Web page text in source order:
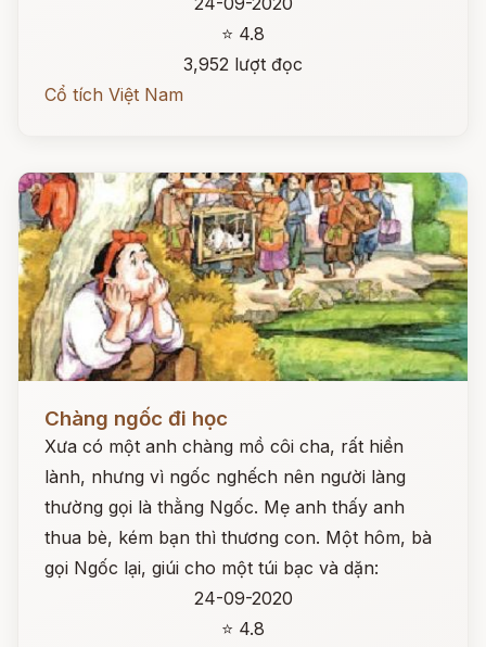
⭐ 4.8
3,952 lượt đọc
Cổ tích Việt Nam
Chàng ngốc đi học
Xưa có một anh chàng mồ côi cha, rất hiền
lành, nhưng vì ngốc nghếch nên người làng
thường gọi là thằng Ngốc. Mẹ anh thấy anh
thua bè, kém bạn thì thương con. Một hôm, bà
gọi Ngốc lại, giúi cho một túi bạc và dặn:
24-09-2020
⭐ 4.8